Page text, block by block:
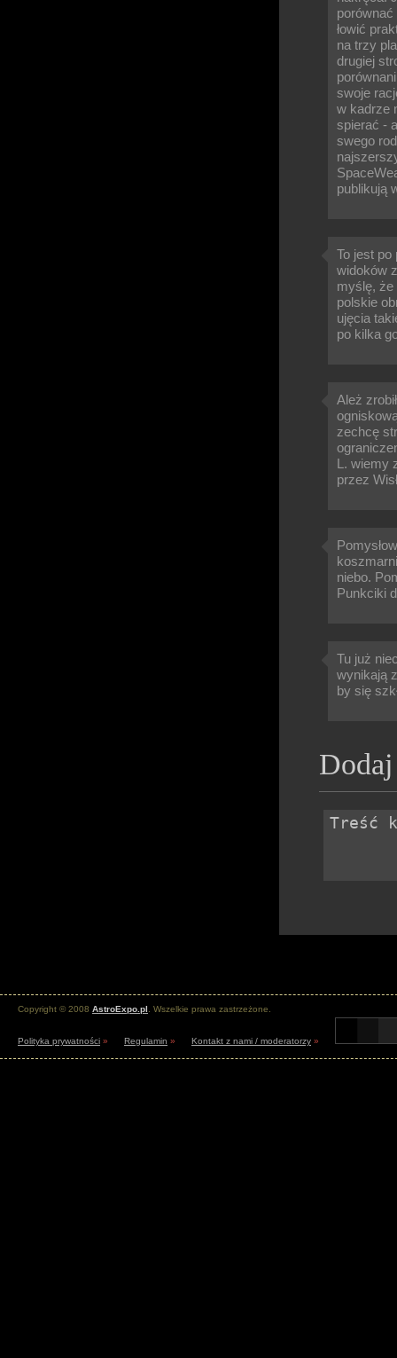
łowić
na trzy
drugiej
swoje
w kadrze
spierać -
swego
publikują
To jest
widoków
myślę, że
polskie
ujęcia
po kilka
Ależ
zechcę
L. wiemy
przez
niebo.
Punkciki
Tu już
wynikają
by się
Copyright © 2008 AstroExpo.pl . Wszelkie prawa zastrzeżone.
Polityka prywatności » Regulamin » Kontakt z nami / moderatorzy »